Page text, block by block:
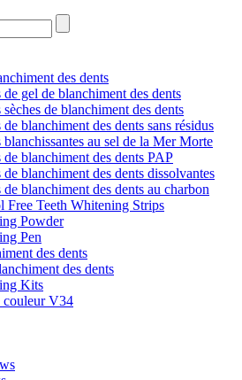
des dents
de gel de blanchiment des dents
sèches de blanchiment des dents
de blanchiment des dents sans résidus
blanchissantes au sel de la Mer Morte
de blanchiment des dents PAP
de blanchiment des dents dissolvantes
de blanchiment des dents au charbon
Free Teeth Whitening Strips
Powder
Pen
des dents
des dents
Kits
couleur V34